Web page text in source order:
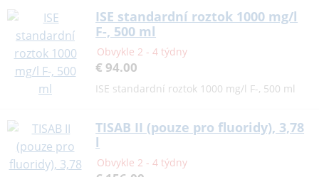
ISE standardní roztok 1000 mg/l
F-, 500 ml
Obvykle 2 - 4 týdny
€ 94.00
ISE standardní roztok 1000 mg/l F-, 500 ml
TISAB II (pouze pro fluoridy), 3,78
l
Obvykle 2 - 4 týdny